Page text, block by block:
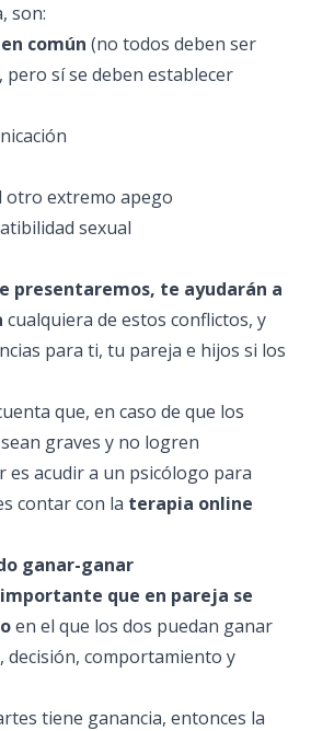
son:
común (no todos deben ser
sí se deben establecer
otro extremo apego
sexual
presentaremos, te ayudarán a
cualquiera de estos conflictos, y
para ti, tu pareja e hijos si los
que, en caso de que los
graves y no logren
es acudir a un psicólogo para
contar con la terapia online
ganar-ganar
que en pareja se
en el que los dos puedan ganar
decisión, comportamiento y
tiene ganancia, entonces la